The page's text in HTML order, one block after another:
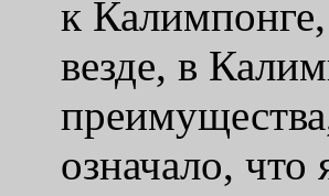
к
везде, в
означало, что